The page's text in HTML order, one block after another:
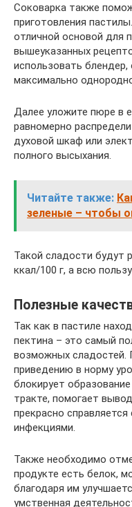
Соковарка также
приготовления
отличной основой для
вышеуказанных
использовать
максимально
Далее уложите пюре в
равномерно
духовой шкаф или
полного высыхания.
Читайте также:
зеленые – чтобы
Такой сладости будут
ккал/100 г, а всю
Полезные
Так как в пастиле
пектина – это самый
возможных сладостей.
приведению в норму
блокирует
тракте, помогает
прекрасно
инфекциями.
Также необходимо
продукте есть белок,
благодаря им
умственная